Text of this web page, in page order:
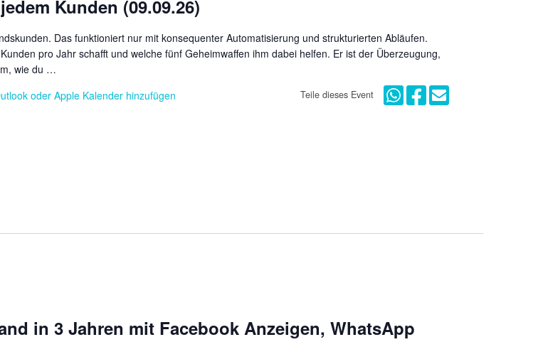
Kunden (09.09.26)
Das funktioniert nur mit konsequenter Automatisierung und strukturierten Abläufen.
pro Jahr schafft und welche fünf Geheimwaffen ihm dabei helfen. Er ist der Überzeugung,
wie du …
oder Apple Kalender hinzufügen Teile dieses Event
in 3 Jahren mit Facebook Anzeigen, WhatsApp